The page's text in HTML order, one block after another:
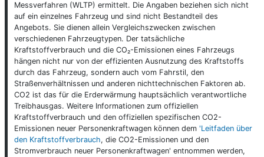
Messverfahren (WLTP) ermittelt. Die Angaben beziehen sich nicht
auf ein einzelnes Fahrzeug und sind nicht Bestandteil des
Angebots. Sie dienen allein Vergleichszwecken zwischen
verschiedenen Fahrzeugtypen. Der tatsächliche
Kraftstoffverbrauch und die CO₂-Emissionen eines Fahrzeugs
hängen nicht nur von der effizienten Ausnutzung des Kraftstoffs
durch das Fahrzeug, sondern auch vom Fahrstil, den
Straßenverhältnissen und anderen nichttechnischen Faktoren ab.
CO2 ist das für die Erderwärmung hauptsächlich verantwortliche
Treibhausgas. Weitere Informationen zum offiziellen
Kraftstoffverbrauch und den offiziellen spezifischen CO2-
Emissionen neuer Personenkraftwagen können dem 'Leitfaden über
den Kraftstoffverbrauch, die CO2-Emissionen und den
Stromverbrauch neuer Personenkraftwagen' entnommen werden,